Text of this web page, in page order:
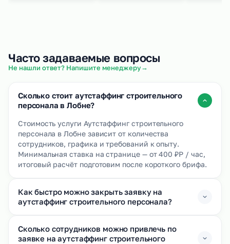
Часто задаваемые вопросы
Не нашли ответ? Напишите менеджеру→
Сколько стоит аутстаффинг строительного
персонала в Лобне?
Стоимость услуги Аутстаффинг строительного
персонала в Лобне зависит от количества
сотрудников, графика и требований к опыту.
Минимальная ставка на странице — от 400 ₽Р / час,
итоговый расчёт подготовим после короткого брифа.
Как быстро можно закрыть заявку на
аутстаффинг строительного персонала?
Сколько сотрудников можно привлечь по
заявке на аутстаффинг строительного